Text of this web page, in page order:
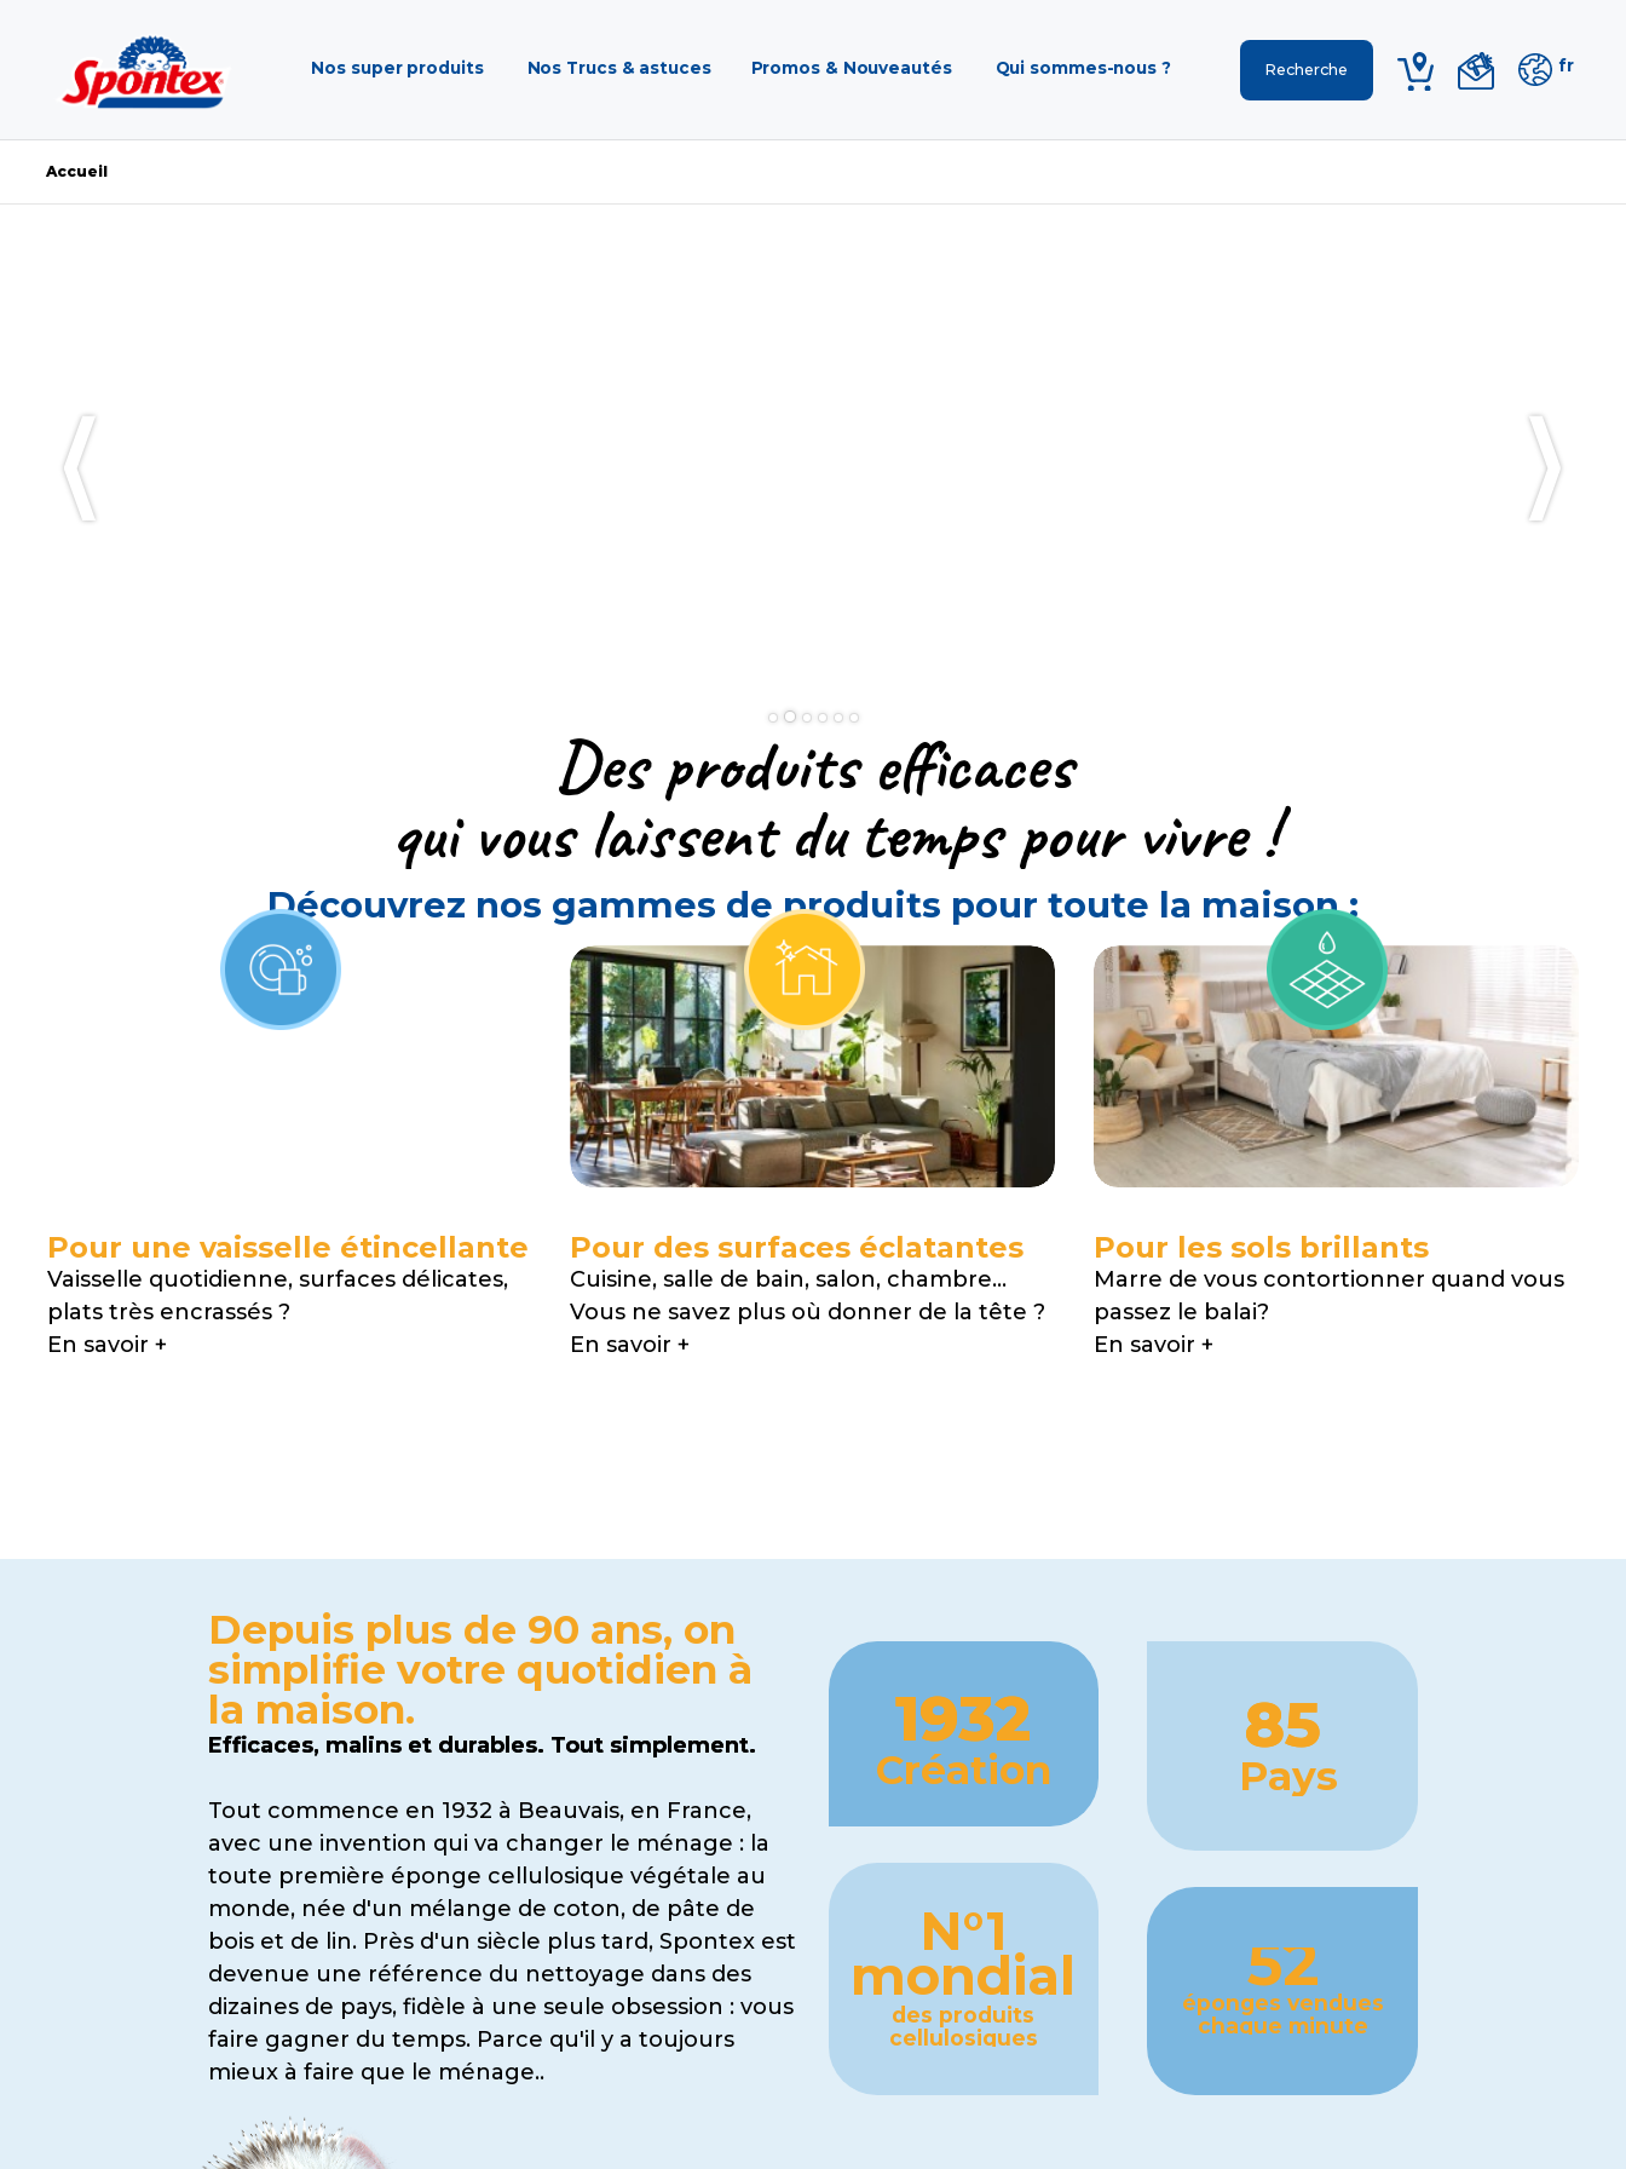
Nos super produits Nos Trucs & astuces Promos & Nouveautés Qui sommes-nous ? fr
Accueil
Des produits efficaces
qui vous laissent du temps pour vivre !
Découvrez nos gammes de produits pour toute la maison :
Pour une vaisselle étincellante
Vaisselle quotidienne, surfaces délicates,
plats très encrassés ?
En savoir +
Pour des surfaces éclatantes
Cuisine, salle de bain, salon, chambre...
Vous ne savez plus où donner de la tête ?
En savoir +
Pour les sols brillants
Marre de vous contortionner quand vous
passez le balai?
En savoir +
Depuis plus de 90 ans, on
simplifie votre quotidien à
la maison.
Efficaces, malins et durables. Tout simplement.
Tout commence en 1932 à Beauvais, en France,
avec une invention qui va changer le ménage : la
toute première éponge cellulosique végétale au
monde, née d'un mélange de coton, de pâte de
bois et de lin. Près d'un siècle plus tard, Spontex est
devenue une référence du nettoyage dans des
dizaines de pays, fidèle à une seule obsession : vous
faire gagner du temps. Parce qu'il y a toujours
mieux à faire que le ménage..
1932
Création
N°1
mondial
des produits
cellulosiques
85
Pays
52
éponges vendues
chaque minute